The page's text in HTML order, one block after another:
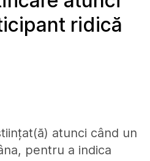
ridică
atunci când un
pentru a indica